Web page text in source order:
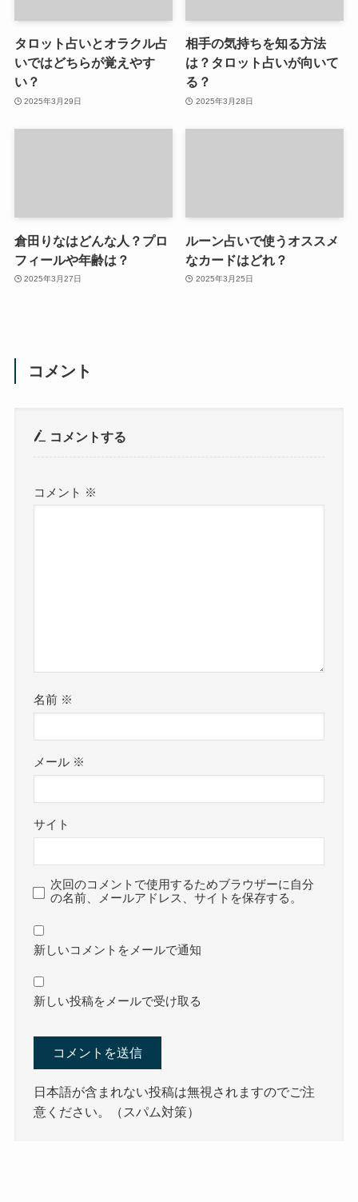
タロット占いとオラクル占
いではどちらが覚えやす
い？
2025年3月29日
相手の気持ちを知る方法
は？タロット占いが向いて
る？
2025年3月28日
倉田りなはどんな人？プロ
フィールや年齢は？
2025年3月27日
ルーン占いで使うオススメ
なカードはどれ？
2025年3月25日
コメント
コメントする
コメント ※
名前 ※
メール ※
サイト
次回のコメントで使用するためブラウザーに自分
の名前、メールアドレス、サイトを保存する。
新しいコメントをメールで通知
新しい投稿をメールで受け取る
日本語が含まれない投稿は無視されますのでご注
意ください。（スパム対策）